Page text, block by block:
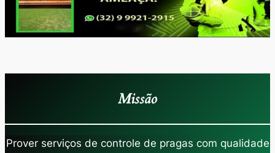
Missão
Prover serviços de controle de pragas com qualidade